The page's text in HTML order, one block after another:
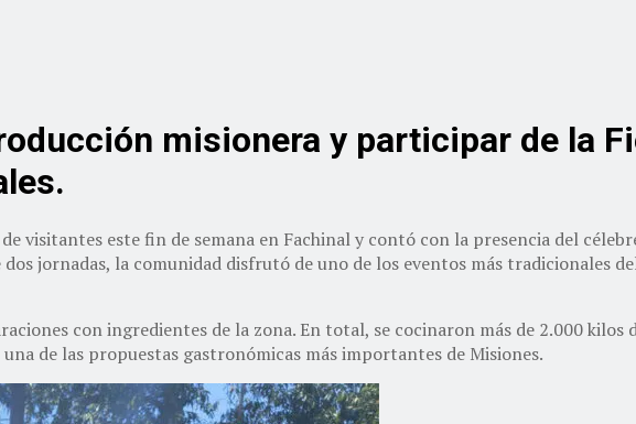
misionera y participar de la
visitantes este fin de semana en Fachinal y contó con la presencia del
jornadas, la comunidad disfrutó de uno de los eventos más tradicionales
con ingredientes de la zona. En total, se cocinaron más de 2.000 kilos
de las propuestas gastronómicas más importantes de Misiones.